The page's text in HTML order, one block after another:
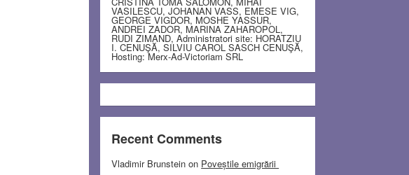
VASILESCU, JOHANAN VASS, EMESE VIG,
GEORGE VIGDOR, MOSHE YASSUR,
ANDREI ZADOR, MARINA ZAHAROPOL,
RUDI ZIMAND, Administratori site: HORATZIU
I. CENUŞĂ, SILVIU CAROL SASCH CENUŞĂ,
Hosting: Merx-Ad-Victoriam SRL
Recent Comments
Vladimir Brunstein on Poveștile emigrării